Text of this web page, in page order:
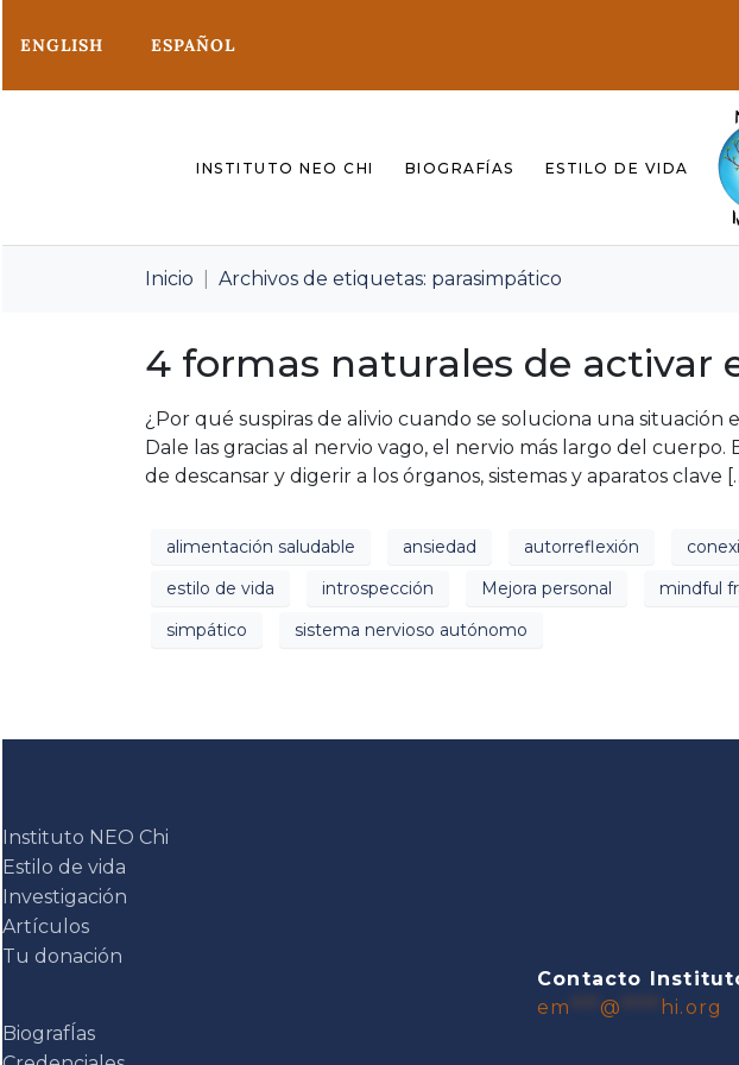
ENGLISH ESPAÑOL
INSTITUTO NEO CHI BIOGRAFÍAS ESTILO DE VIDA
Inicio Archivos de etiquetas: parasimpático
4 formas naturales de activar
¿Por qué suspiras de alivio cuando se soluciona una
Dale las gracias al nervio vago, el nervio más largo del
de descansar y digerir a los órganos, sistemas y aparatos clave
alimentación saludable ansiedad autorreflexión
estilo de vida
introspección Mejora personal mindful
simpático
sistema nervioso autónomo
Instituto NEO Chi
Estilo de vida
Investigación
Artículos
Tu donación
BiografÍas
Contacto
em
@ hi.org